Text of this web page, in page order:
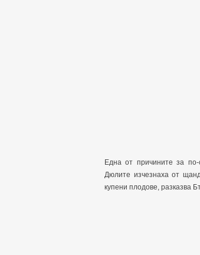
Една от причините за
Дюлите изчезнаха от
купени плодове, разказва